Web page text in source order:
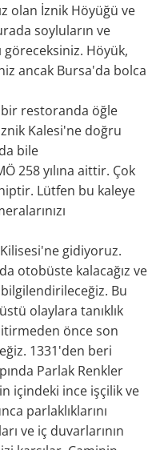
olan İznik Höyüğü ve
soyluların ve
göreceksiniz. Höyük,
ancak Bursa'da bolca
restoranda öğle
Kalesi'ne doğru
bile
258 yılına aittir. Çok
Lütfen bu kaleye
gidiyoruz.
otobüste kalacağız ve
Bu
olaylara tanıklık
önce son
1331'den beri
Parlak Renkler
içindeki ince işçilik ve
parlaklıklarını
ve iç duvarlarının